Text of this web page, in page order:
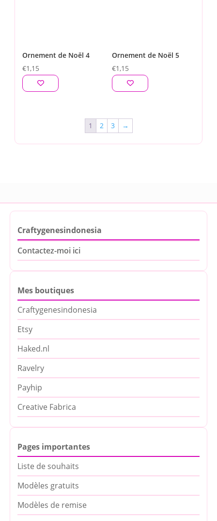
Ornement de Noël 4
€1,15
Ornement de Noël 5
€1,15
1 2 3 →
Craftygenesindonesia
Contactez-moi ici
Mes boutiques
Craftygenesindonesia
Etsy
Haked.nl
Ravelry
Payhip
Creative Fabrica
Pages importantes
Liste de souhaits
Modèles gratuits
Modèles de remise